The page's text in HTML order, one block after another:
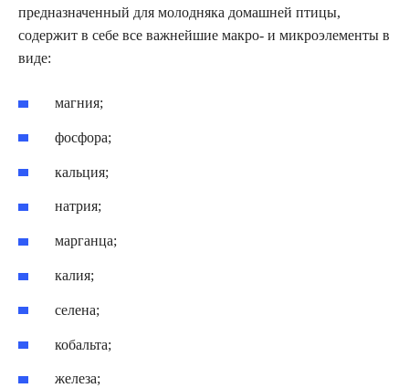
предназначенный для молодняка домашней птицы,
содержит в себе все важнейшие макро- и микроэлементы в
виде:
магния;
фосфора;
кальция;
натрия;
марганца;
калия;
селена;
кобальта;
железа;